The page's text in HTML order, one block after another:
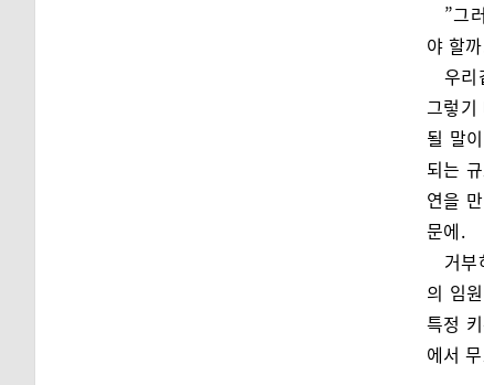
”그
야 할
우리
그렇기
될 말
되는
연을
문에.
거
의 임
특정
에서